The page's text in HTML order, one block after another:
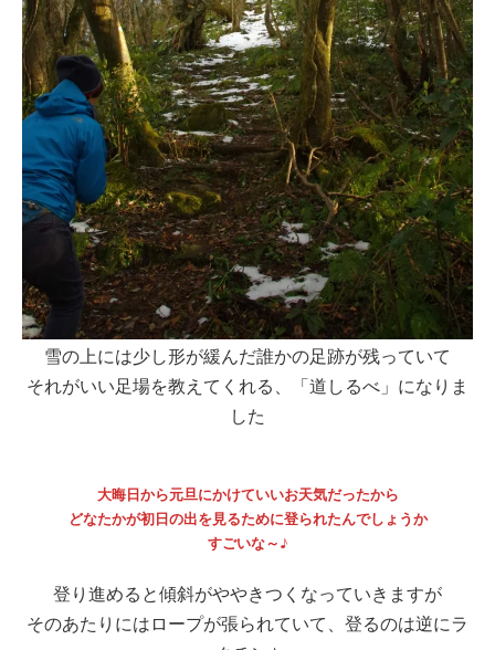
雪の上には少し形が緩んだ誰かの足跡が残っていて
それがいい足場を教えてくれる、「道しるべ」になりま
した
大晦日から元旦にかけていいお天気だったから
どなたかが初日の出を見るために登られたんでしょうか
すごいな～♪
登り進めると傾斜がややきつくなっていきますが
そのあたりにはロープが張られていて、登るのは逆にラ